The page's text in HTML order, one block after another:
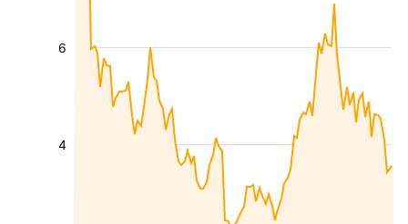
4
6